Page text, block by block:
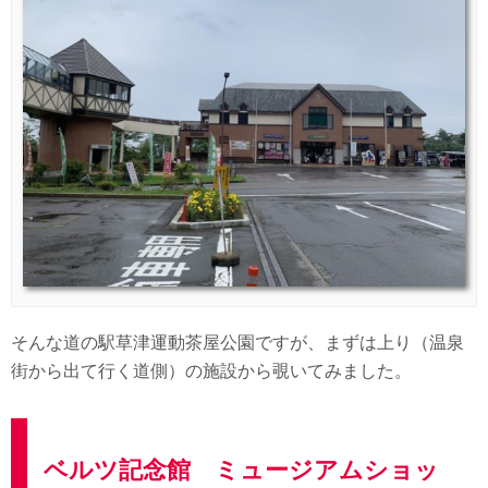
そんな道の駅草津運動茶屋公園ですが、まずは上り（温泉
街から出て行く道側）の施設から覗いてみました。
ベルツ記念館 ミュージアムショッ